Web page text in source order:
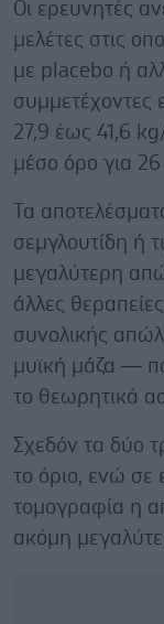
Οι ερευνητές
μελέτες στις
με placebo ή
συμμετέχοντες
27,9 έως 41,6
μέσο όρο για
Τα
σεμγλουτίδη ή
μεγαλύτερη
άλλες
συνολικής
μυϊκή μάζα —
το θεωρητικά
Σχεδόν τα δύο
το όριο, ενώ σε
τομογραφία η
ακόμη